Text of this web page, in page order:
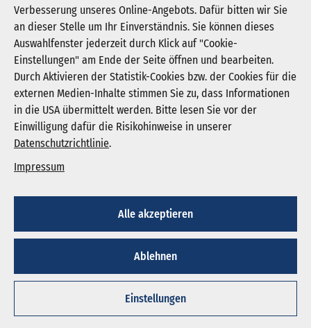
Verbesserung unseres Online-Angebots. Dafür bitten wir Sie
an dieser Stelle um Ihr Einverständnis. Sie können dieses
Auswahlfenster jederzeit durch Klick auf "Cookie-
Einstellungen" am Ende der Seite öffnen und bearbeiten.
Durch Aktivieren der Statistik-Cookies bzw. der Cookies für die
externen Medien-Inhalte stimmen Sie zu, dass Informationen
in die USA übermittelt werden. Bitte lesen Sie vor der
Einwilligung dafür die Risikohinweise in unserer
Datenschutzrichtlinie.
Impressum
Alle akzeptieren
Ablehnen
Einstellungen
Newsletter abonnieren
Registrieren
KGNW - Krankenhausgesellschaft Nordrhein-
Westfalen e. V.
Humboldtstraße 31,
© 2026
Impressum
Datenschutz
Cookie-Einstellungen